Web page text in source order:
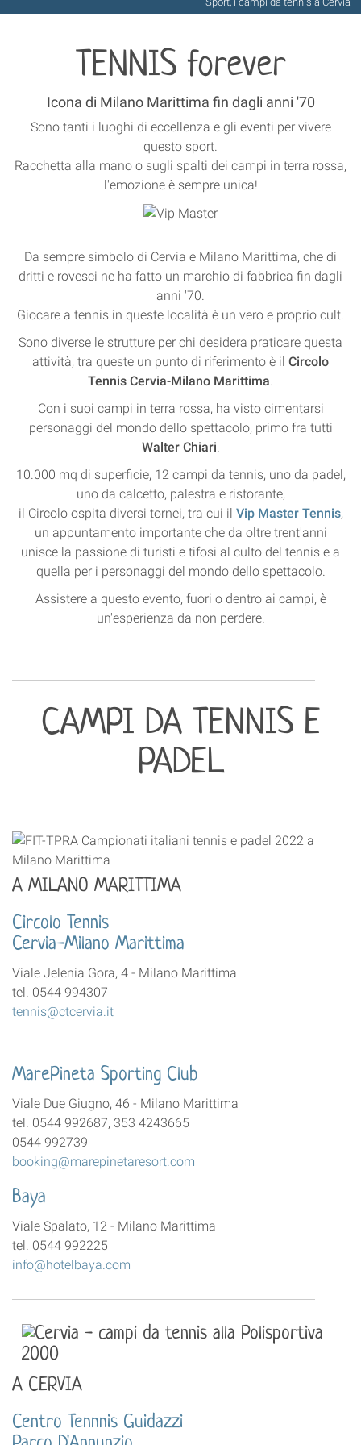
TENNIS forever
Icona di Milano Marittima fin dagli anni '70
Sono tanti i luoghi di eccellenza e gli eventi per vivere
questo sport.
Racchetta alla mano o sugli spalti dei campi in terra rossa,
l'emozione è sempre unica!
Da sempre simbolo di Cervia e Milano Marittima, che di
dritti e rovesci ne ha fatto un marchio di fabbrica fin dagli
anni '70.
Giocare a tennis in queste località è un vero e proprio cult.
Sono diverse le strutture per chi desidera praticare questa
attività, tra queste un punto di riferimento è il Circolo
Tennis Cervia-Milano Marittima
Con i suoi campi in terra rossa, ha visto cimentarsi
personaggi del mondo dello spettacolo, primo fra tutti
Walter Chiari
10.000 mq di superficie, 12 campi da tennis, uno da padel,
uno da calcetto, palestra e ristorante,
il Circolo ospita diversi tornei, tra cui il Vip Master Tennis,
un appuntamento importante che da oltre trent'anni
unisce la passione di turisti e tifosi al culto del tennis e a
quella per i personaggi del mondo dello spettacolo.
Assistere a questo evento, fuori o dentro ai campi, è
un'esperienza da non perdere.
CAMPI DA TENNIS E
PADEL
A MILANO MARITTIMA
Circolo Tennis
Cervia-Milano Marittima
Viale Jelenia Gora, 4 - Milano Marittima
tel. 0544 994307
tennis@ctcervia.it
MarePineta Sporting Club
Viale Due Giugno, 46 - Milano Marittima
tel. 0544 992687, 353 4243665
0544 992739
booking@marepinetaresort.com
Baya
Viale Spalato, 12 - Milano Marittima
tel. 0544 992225
info@hotelbaya.com
A CERVIA
Centro Tennnis Guidazzi